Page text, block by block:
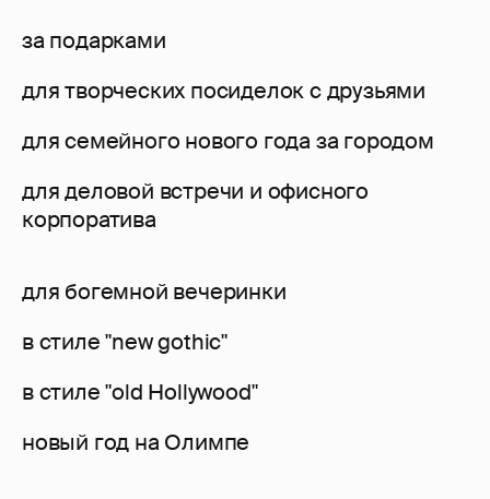
за подарками
для творческих посиделок с друзьями
для семейного нового года за городом
для деловой встречи и офисного
корпоратива
для богемной вечеринки
в стиле "new gothic"
в стиле "old Hollywood"
новый год на Олимпе